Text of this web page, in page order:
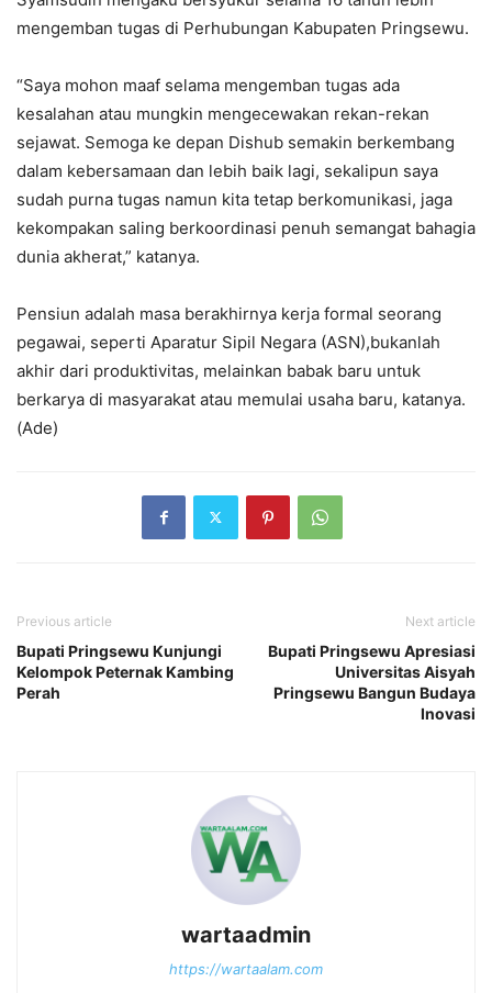
mengemban tugas di Perhubungan Kabupaten Pringsewu.
“Saya mohon maaf selama mengemban tugas ada
kesalahan atau mungkin mengecewakan rekan-rekan
sejawat. Semoga ke depan Dishub semakin berkembang
dalam kebersamaan dan lebih baik lagi, sekalipun saya
sudah purna tugas namun kita tetap berkomunikasi, jaga
kekompakan saling berkoordinasi penuh semangat bahagia
dunia akherat,” katanya.
Pensiun adalah masa berakhirnya kerja formal seorang
pegawai, seperti Aparatur Sipil Negara (ASN),bukanlah
akhir dari produktivitas, melainkan babak baru untuk
berkarya di masyarakat atau memulai usaha baru, katanya.
(Ade)
Previous article
Bupati Pringsewu Kunjungi
Kelompok Peternak Kambing
Perah
Next article
Bupati Pringsewu Apresiasi
Universitas Aisyah
Pringsewu Bangun Budaya
Inovasi
wartaadmin
https://wartaalam.com